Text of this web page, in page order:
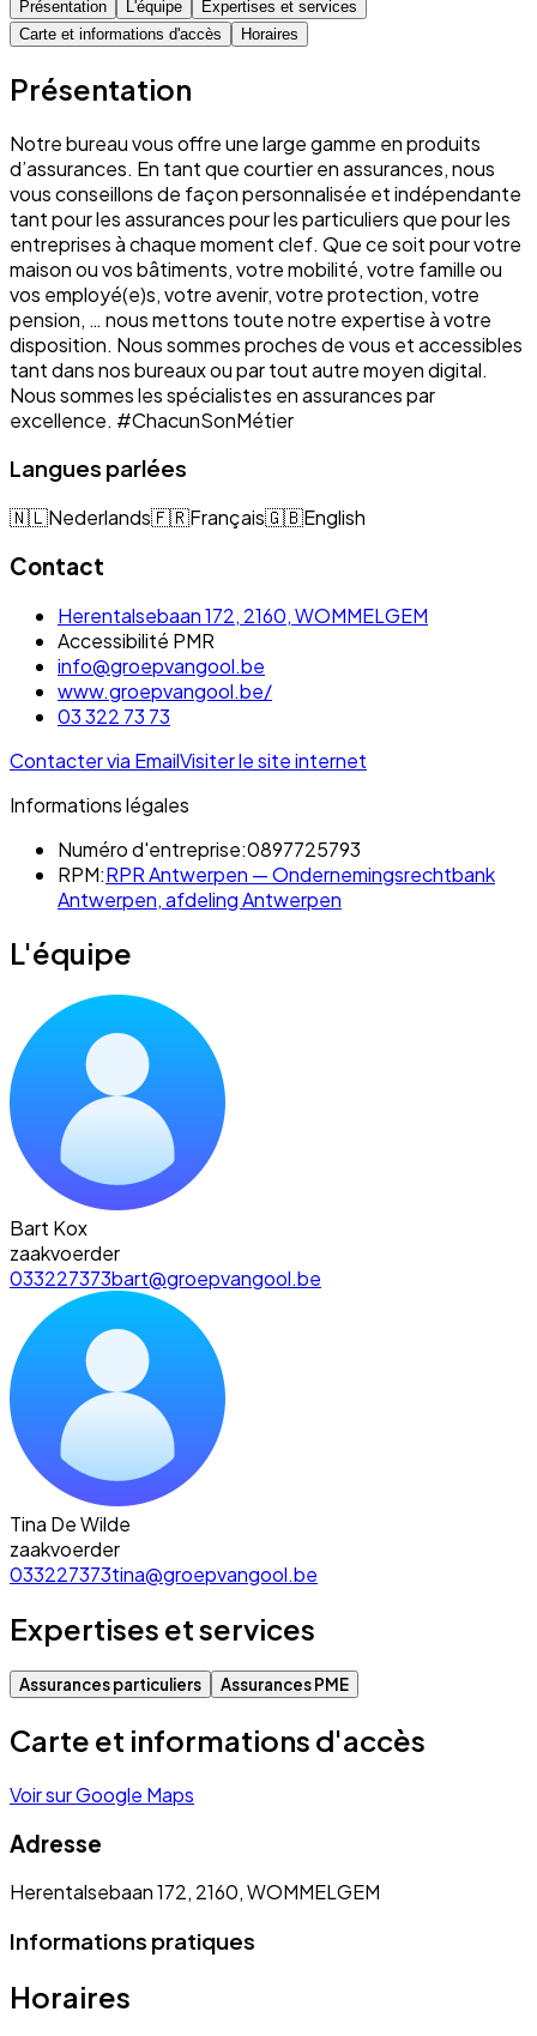
Présentation L'équipe
Expertises et services
Carte et informations d'accès
Horaires
Présentation
Notre bureau vous offre une large gamme en produits
d’assurances. En tant que courtier en assurances, nous
vous conseillons de façon personnalisée et indépendante
tant pour les assurances pour les particuliers que pour les
entreprises à chaque moment clef. Que ce soit pour votre
maison ou vos bâtiments, votre mobilité, votre famille ou
vos employé(e)s, votre avenir, votre protection, votre
pension, … nous mettons toute notre expertise à votre
disposition. Nous sommes proches de vous et accessibles
tant dans nos bureaux ou par tout autre moyen digital.
Nous sommes les spécialistes en assurances par
excellence. #ChacunSonMétier
Langues parlées
🇳🇱Nederlands🇫🇷Français🇬🇧English
Contact
Herentalsebaan 172, 2160, WOMMELGEM
Accessibilité PMR
info@groepvangool.be
www.groepvangool.be/
03 322 73 73
Contacter via EmailVisiter le site internet
Informations légales
Numéro d'entreprise:0897725793
RPM:RPR Antwerpen — Ondernemingsrechtbank
Antwerpen, afdeling Antwerpen
L'équipe
Bart Kox
zaakvoerder
033227373bart@groepvangool.be
Tina De Wilde
zaakvoerder
033227373tina@groepvangool.be
Expertises et services
Assurances particuliers Assurances PME
Carte et informations d'accès
Voir sur Google Maps
Adresse
Herentalsebaan 172, 2160, WOMMELGEM
Informations pratiques
Horaires